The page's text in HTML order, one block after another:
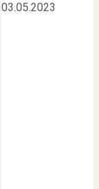
03.05.2023